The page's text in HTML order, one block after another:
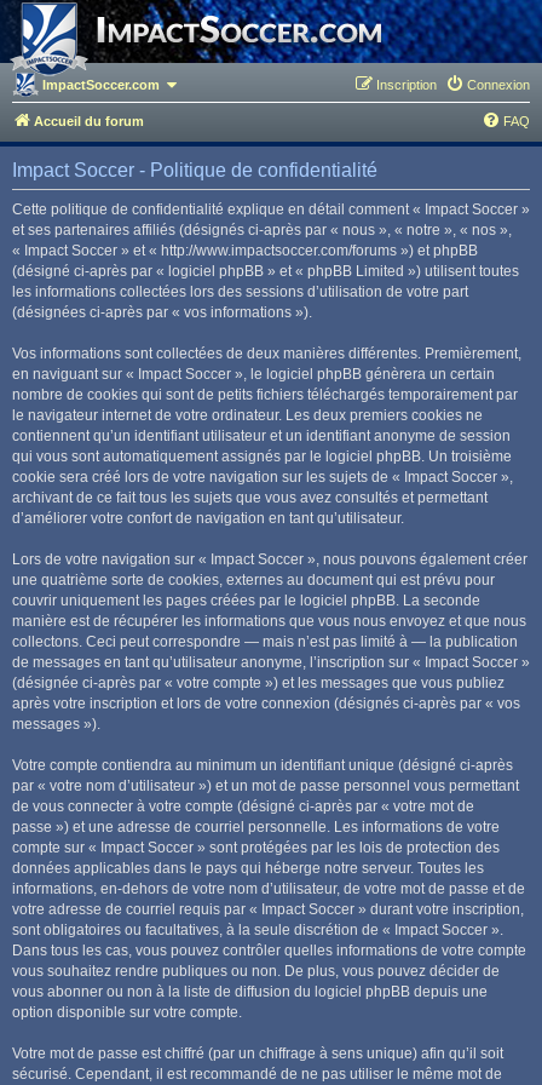
ImpactSoccer.com Connexion
Inscription
Accueil du forum FAQ
Impact Soccer - Politique de confidentialité
Cette politique de confidentialité explique en détail comment « Impact Soccer »
et ses partenaires affiliés (désignés ci-après par « nous », « notre », « nos »,
« Impact Soccer » et « http://www.impactsoccer.com/forums ») et phpBB
(désigné ci-après par « logiciel phpBB » et « phpBB Limited ») utilisent toutes
les informations collectées lors des sessions d’utilisation de votre part
(désignées ci-après par « vos informations »).
Vos informations sont collectées de deux manières différentes. Premièrement,
en naviguant sur « Impact Soccer », le logiciel phpBB génèrera un certain
nombre de cookies qui sont de petits fichiers téléchargés temporairement par
le navigateur internet de votre ordinateur. Les deux premiers cookies ne
contiennent qu’un identifiant utilisateur et un identifiant anonyme de session
qui vous sont automatiquement assignés par le logiciel phpBB. Un troisième
cookie sera créé lors de votre navigation sur les sujets de « Impact Soccer »,
archivant de ce fait tous les sujets que vous avez consultés et permettant
d’améliorer votre confort de navigation en tant qu’utilisateur.
Lors de votre navigation sur « Impact Soccer », nous pouvons également créer
une quatrième sorte de cookies, externes au document qui est prévu pour
couvrir uniquement les pages créées par le logiciel phpBB. La seconde
manière est de récupérer les informations que vous nous envoyez et que nous
collectons. Ceci peut correspondre — mais n’est pas limité à — la publication
de messages en tant qu’utilisateur anonyme, l’inscription sur « Impact Soccer »
(désignée ci-après par « votre compte ») et les messages que vous publiez
après votre inscription et lors de votre connexion (désignés ci-après par « vos
messages »).
Votre compte contiendra au minimum un identifiant unique (désigné ci-après
par « votre nom d’utilisateur ») et un mot de passe personnel vous permettant
de vous connecter à votre compte (désigné ci-après par « votre mot de
passe ») et une adresse de courriel personnelle. Les informations de votre
compte sur « Impact Soccer » sont protégées par les lois de protection des
données applicables dans le pays qui héberge notre serveur. Toutes les
informations, en-dehors de votre nom d’utilisateur, de votre mot de passe et de
votre adresse de courriel requis par « Impact Soccer » durant votre inscription,
sont obligatoires ou facultatives, à la seule discrétion de « Impact Soccer ».
Dans tous les cas, vous pouvez contrôler quelles informations de votre compte
vous souhaitez rendre publiques ou non. De plus, vous pouvez décider de
vous abonner ou non à la liste de diffusion du logiciel phpBB depuis une
option disponible sur votre compte.
Votre mot de passe est chiffré (par un chiffrage à sens unique) afin qu’il soit
sécurisé. Cependant, il est recommandé de ne pas utiliser le même mot de